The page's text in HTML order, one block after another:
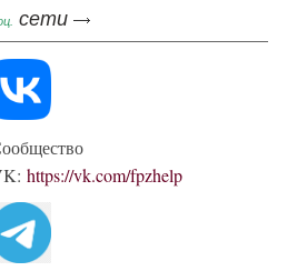
сети
https://vk.com/fpzhelp